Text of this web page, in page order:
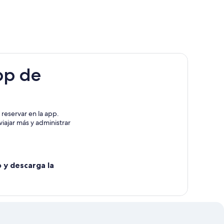
seleccionar
de
en la app.
más y administrar
y descarga la